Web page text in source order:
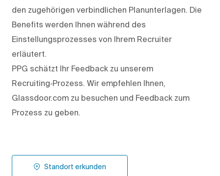
den zugehörigen verbindlichen Planunterlagen. Die
Benefits werden Ihnen während des
Einstellungsprozesses von Ihrem Recruiter
erläutert.
PPG schätzt Ihr Feedback zu unserem
Recruiting‑Prozess. Wir empfehlen Ihnen,
Glassdoor.com zu besuchen und Feedback zum
Prozess zu geben.
Standort erkunden